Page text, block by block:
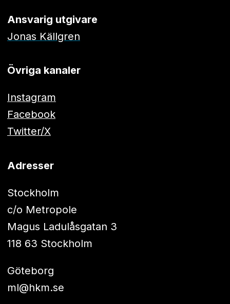
Ansvarig utgivare
Jonas Källgren
Övriga kanaler
Instagram
Facebook
Twitter/X
Adresser
Stockholm
c/o Metropole
Magus Ladulåsgatan 3
118 63 Stockholm
Göteborg
ml@hkm.se